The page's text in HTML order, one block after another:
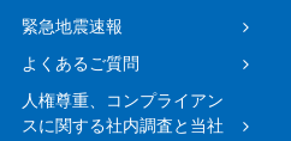
緊急地震速報
よくあるご質問
人権尊重、コンプライアン
スに関する社内調査と当社